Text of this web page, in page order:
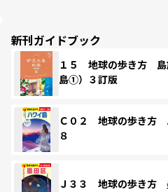
新刊ガイドブック
１５ 地球の歩き方
島①）３訂版
Ｃ０２ 地球の歩き方
８
Ｊ３３ 地球の歩き方